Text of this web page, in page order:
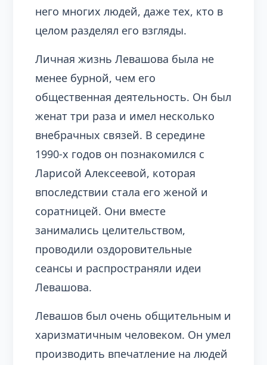
него многих людей, даже тех, кто в
целом разделял его взгляды.
Личная жизнь Левашова была не
менее бурной, чем его
общественная деятельность. Он был
женат три раза и имел несколько
внебрачных связей. В середине
1990-х годов он познакомился с
Ларисой Алексеевой, которая
впоследствии стала его женой и
соратницей. Они вместе
занимались целительством,
проводили оздоровительные
сеансы и распространяли идеи
Левашова.
Левашов был очень общительным и
харизматичным человеком. Он умел
производить впечатление на людей